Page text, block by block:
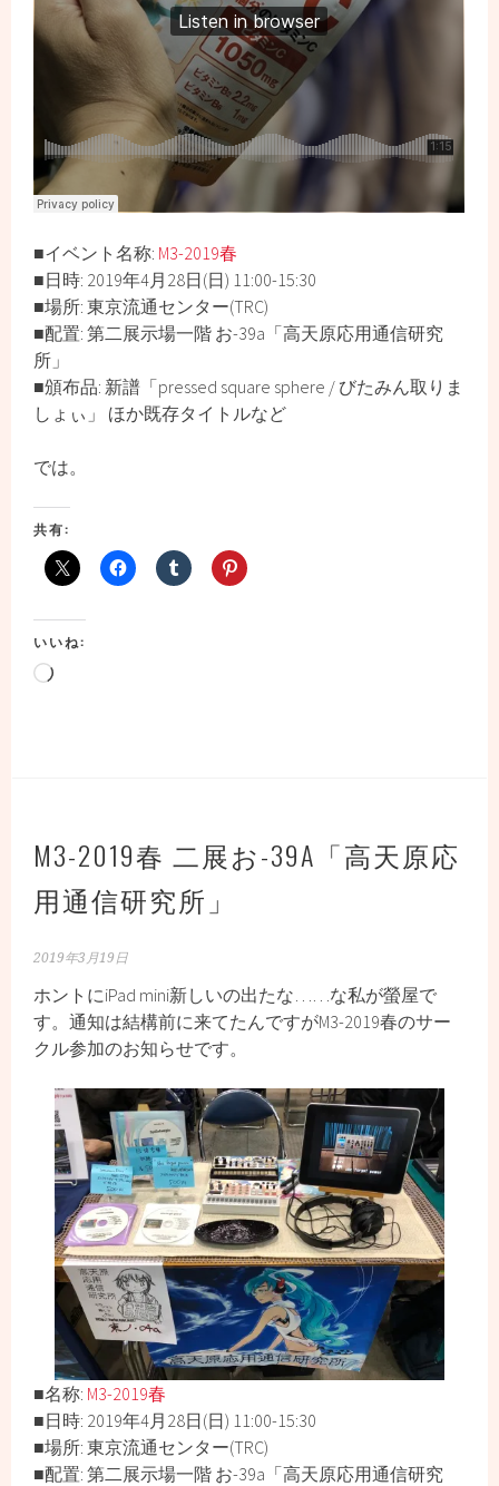
■イベント名称: M3-2019春
■日時: 2019年4月28日(日) 11:00-15:30
■場所: 東京流通センター(TRC)
■配置: 第二展示場一階 お-39a「高天原応用通信研究
所」
■頒布品: 新譜「pressed square sphere / びたみん取りま
しょぃ」 ほか既存タイトルなど
では。
共有:
いいね:
読
M3-2019春 二展お-39A「高天原応
用通信研究所」
2019年3月19日
ホントにiPad mini新しいの出たな……な私が螢屋で
す。通知は結構前に来てたんですがM3-2019春のサー
クル参加のお知らせです。
■名称: M3-2019春
■日時: 2019年4月28日(日) 11:00-15:30
■場所: 東京流通センター(TRC)
■配置: 第二展示場一階 お-39a「高天原応用通信研究